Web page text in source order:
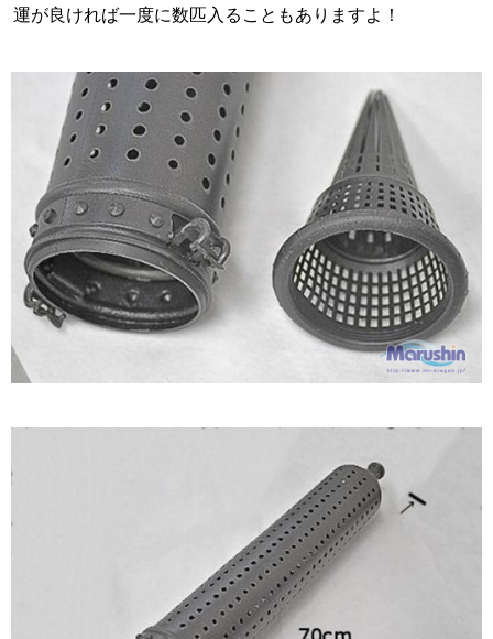
運が良ければ一度に数匹入ることもありますよ！